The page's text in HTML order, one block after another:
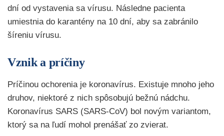
dní od vystavenia sa vírusu. Následne pacienta
umiestnia do karantény na 10 dní, aby sa zabránilo
šíreniu vírusu.
Vznik a príčiny
Príčinou ochorenia je koronavírus. Existuje mnoho jeho
druhov, niektoré z nich spôsobujú bežnú nádchu.
Koronavírus SARS (SARS-CoV) bol novým variantom,
ktorý sa na ľudí mohol prenášať zo zvierat.